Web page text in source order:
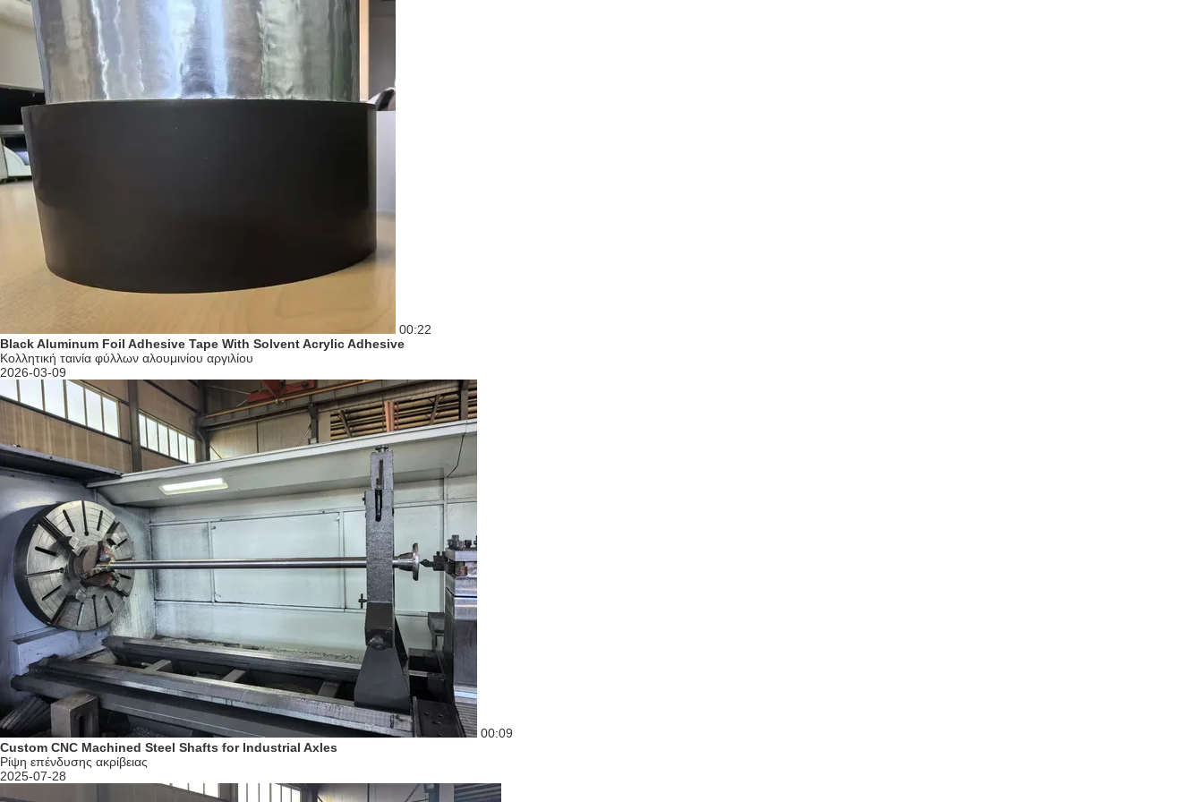
00:22
Black Aluminum Foil Adhesive Tape With Solvent Acrylic Adhesive
Κολλητική ταινία φύλλων αλουμινίου αργιλίου
2026-03-09
00:09
Custom CNC Machined Steel Shafts for Industrial Axles
Ρίψη επένδυσης ακρίβειας
2025-07-28